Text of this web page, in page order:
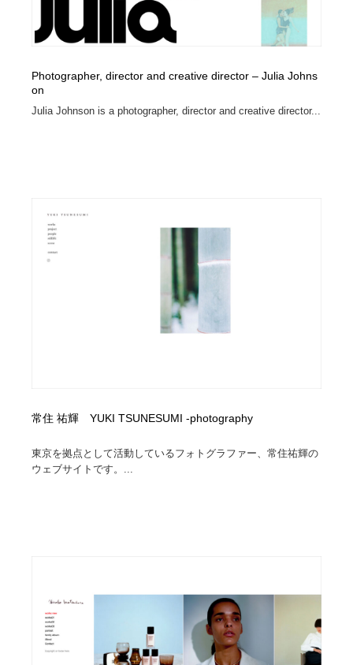
Photographer, director and creative director – Julia Johns
on
Julia Johnson is a photographer, director and creative director...
常住 祐輝 YUKI TSUNESUMI -photography
東京を拠点として活動しているフォトグラファー、常住祐輝の
ウェブサイトです。...